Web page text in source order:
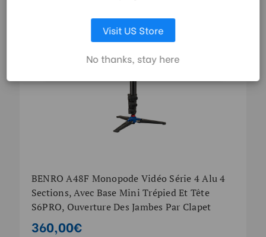
BENRO A48F Monopode Vidéo Série 4 Alu 4
Sections, Avec Base Mini Trépied Et Tête
S6PRO, Ouverture Des Jambes Par Clapet
360,00€
LAISSEZ MOI CHOISIR
ACCEPTER TOUS LES COOKIES
Visit US Store
No thanks, stay here